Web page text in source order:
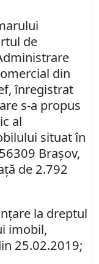
de
din
înregistrat
s-a propus
al
situat în
Braşov,
de 2.792
la dreptul
imobil,
25.02.2019;